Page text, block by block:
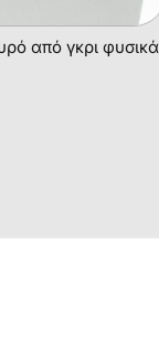
από γκρι φυσικά